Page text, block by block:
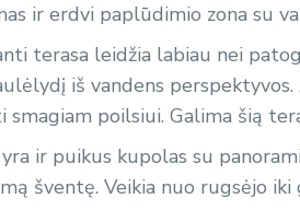
ir erdvi paplūdimio zona su
terasa leidžia labiau nei
iš vandens
poilsiui. Galima šią
ir puikus kupolas su
šventę. Veikia nuo rugsėjo